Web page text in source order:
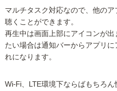
マルチタスク対応なので、他の
聴くことができます。
再生中は画面上部にアイコンが
たい場合は通知バーからアプリ
れになります。
Wi-Fi、LTE環境下ならばもちろ